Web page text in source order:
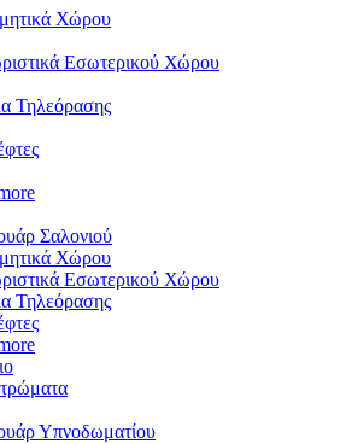
Χώρου
Εσωτερικού Χώρου
Τηλεόρασης
Σαλονιού
Χώρου
Εσωτερικού Χώρου
Τηλεόρασης
Υπνοδωματίου